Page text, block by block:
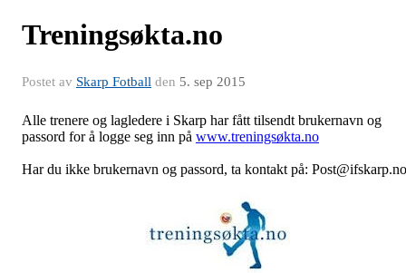
Treningsøkta.no
Postet av Skarp Fotball den 5. sep 2015
Alle trenere og lagledere i Skarp har fått tilsendt brukernavn og
passord for å logge seg inn på www.treningsøkta.no
Har du ikke brukernavn og passord, ta kontakt på: Post@ifskarp.no